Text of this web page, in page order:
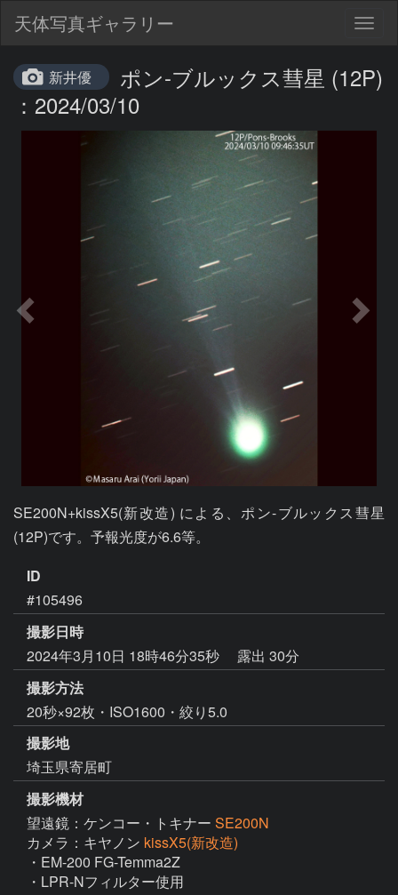
天体写真ギャラリー
新井優
ポン-ブルックス彗星 (12P)
：2024/03/10
SE200N+kissX5(新改造) による、ポン-ブルックス彗星
(12P)です。予報光度が6.6等。
ID
#105496
撮影日時
2024年3月10日 18時46分35秒
露出 30分
撮影方法
20秒×92枚・ISO1600・絞り5.0
撮影地
埼玉県寄居町
撮影機材
望遠鏡：ケンコー・トキナー SE200N
カメラ：キヤノン kissX5(新改造)
・EM-200 FG-Temma2Z
・LPR-Nフィルター使用